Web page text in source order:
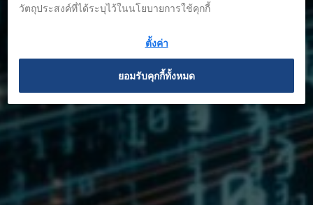
วัตถุประสงค์ที่ได้ระบุไว้ในนโยบายการใช้คุกกี้
ตั้งค่า
ยอมรับคุกกี้ทั้งหมด